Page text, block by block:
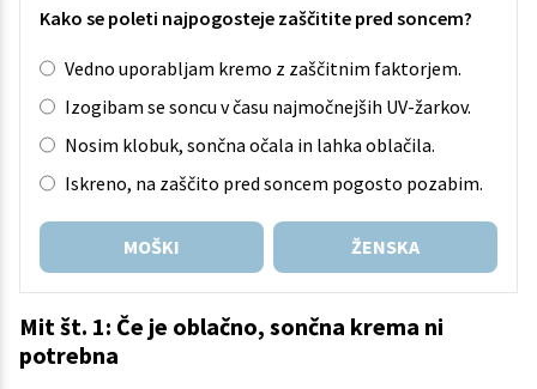
Kako se poleti najpogosteje zaščitite pred soncem?
Vedno uporabljam kremo z zaščitnim faktorjem.
Izogibam se soncu v času najmočnejših UV-žarkov.
Nosim klobuk, sončna očala in lahka oblačila.
Iskreno, na zaščito pred soncem pogosto pozabim.
MOŠKI ŽENSKA
Mit št. 1: Če je oblačno, sončna krema ni
potrebna